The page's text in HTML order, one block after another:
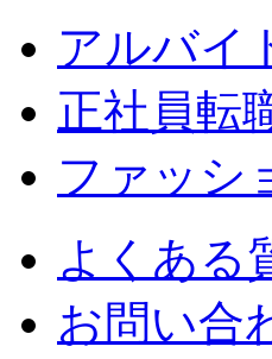
アルバイ
正社員転
ファッシ
よくある
お問い合